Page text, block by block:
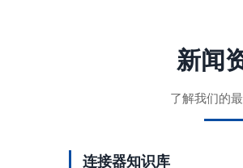
新闻
了解我们的
连接器知识库